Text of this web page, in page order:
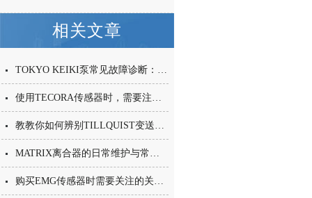
相关文章
TOKYO KEIKI泵常见故障诊断：异响、吸空、压力不足与外泄漏排查流程
使用TECORA传感器时，需要注意以下几点
教教你如何辨别TILLQUIST变送器的优劣吧
MATRIX离合器的日常维护与常见故障排除指南
购买EMG传感器时需要关注的关键参数与性能指标